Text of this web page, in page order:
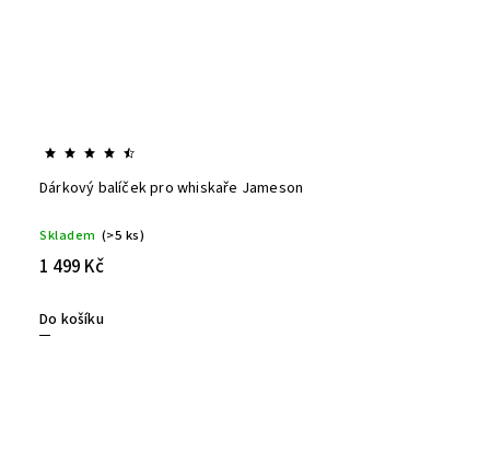
Dárkový balíček pro whiskaře Jameson
Skladem (>5 ks)
1 499 Kč
Do košíku